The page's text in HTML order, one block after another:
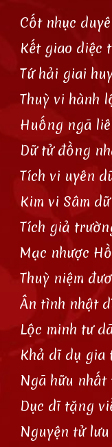
Cốt nhục
Kết giao diệc
Tứ hải giai
Thuỳ vi hành
Huống ngã
Dữ tử đồng
Tích vi uyên
Kim vi Sâm
Tích giả
Mạc nhược
Thuỳ niệm
Ân tình nhật
Lộc minh tư
Khả dĩ dụ gia
Ngã hữu nhất
Dục dĩ tặng
Nguyện tử